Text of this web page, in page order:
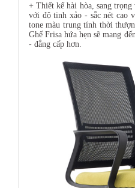
+ Thiết kế hài hòa, sang
với độ tinh xảo - sắc nét cao
tone màu trung tính thời
Ghế Frisa hứa hẹn sẽ mang
- đẳng cấp hơn.